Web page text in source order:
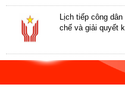
Lịch tiếp công
chế và giải quyết